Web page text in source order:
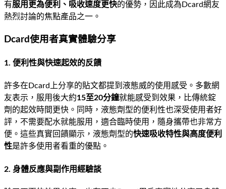
有服用更為便利、吸收速度更快的優勢，因此成為Dcard網友
熱烈討論的焦點產品之一。
Dcard使用者真實體驗分享
1. 便利性與快速起效的反饋
許多在Dcard上分享的貼文都提到液態威的使用感受。多數網
友表示，服用後大約15至20分鐘就能感受到效果，比傳統錠
劑的起效時間更快。同時，液態劑型的便利性也深受使用者好
評，不需要配水就能服用，適合臨時使用，隨身攜帶也非常方
便。這些真實回饋顯示，液態劑型的快速吸收特性與高度便利
性是許多使用者看重的優點。
2. 身體反應與副作用經驗談